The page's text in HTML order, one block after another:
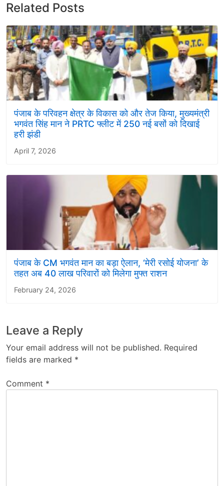
Related Posts
पंजाब के परिवहन क्षेत्र के विकास को और तेज किया, मुख्यमंत्री
भगवंत सिंह मान ने PRTC फ्लीट में 250 नई बसों को दिखाई
हरी झंडी
April 7, 2026
पंजाब के CM भगवंत मान का बड़ा ऐलान, ‘मेरी रसोई योजना’ के
तहत अब 40 लाख परिवारों को मिलेगा मुफ्त राशन
February 24, 2026
Leave a Reply
Your email address will not be published. Required
fields are marked *
Comment *